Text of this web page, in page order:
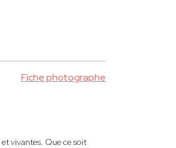
Fiche photographe
vivantes. Que ce soit